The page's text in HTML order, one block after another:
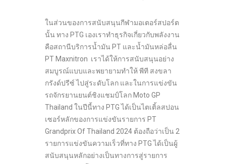
ในส่วนของการสนับสนุนกีฬามอเตอร์สปอร์ต
นั้น ทาง PTG เองเราทำธุรกิจเกี่ยวกับพลังงาน
คือสถานีบริการน้ำมัน PT และน้ำมันหล่อลื่น
PT Maxnitron เราได้ให้การสนับสนุนอย่าง
สมบูรณ์แบบและพยายามทำให้ พีที สงขลา
กรังด์ปรีซ์ ไปสู่ระดับโลก และในการแข่งขัน
รถจักรยานยนต์ชิงแชมป์โลก Moto GP
Thailand ในปีนี้ทาง PTG ได้เป็นไตเติ้ลสปอน
เซอร์หลักของการแข่งขันรายการ PT
Grandprix Of Thailand 2024 ต้องถือว่าเป็น 2
รายการแข่งขันความเร็วที่ทาง PTG ได้เป็นผู้
สนับสนุนหลักอย่างเป็นทางการสู่รายการ